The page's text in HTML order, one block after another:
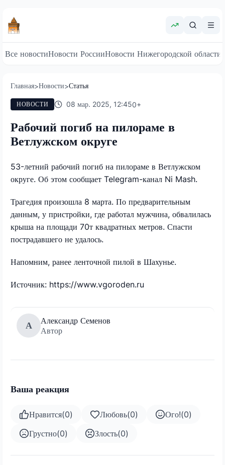
Все новостиНовости РоссииНовости Нижегородской области
Главная>Новости>Статья
НОВОСТИ 08 мар. 2025, 12:450+
Рабочий погиб на пилораме в
Ветлужском округе
53-летний рабочий погиб на пилораме в Ветлужском
округе. Об этом сообщает Telegram-канал Ni Mash.
Трагедия произошла 8 марта. По предварительным
данным, у пристройки, где работал мужчина, обвалилась
крыша на площади 70т квадратных метров. Спасти
пострадавшего не удалось.
Напомним, ранее ленточной пилой в Шахунье.
Источник: https://www.vgoroden.ru
А
Александр Семенов
Автор
Ваша реакция
Нравится(0) Любовь(0) Ого!(0)
Грустно(0) Злость(0)